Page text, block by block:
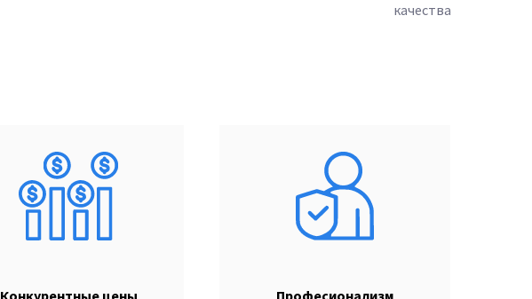
качества
Конкурентные цены Професионализм